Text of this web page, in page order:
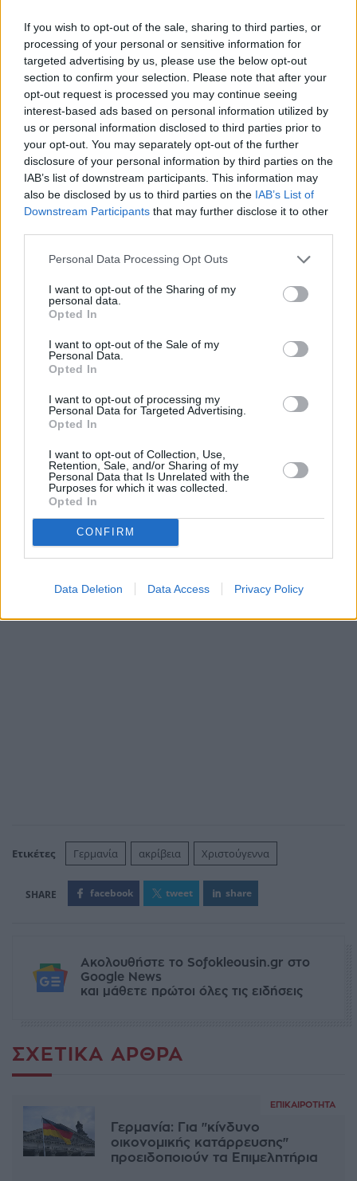
If you wish to opt-out of the sale, sharing to third parties, or
processing of your personal or sensitive information for
targeted advertising by us, please use the below opt-out
section to confirm your selection. Please note that after your
opt-out request is processed you may continue seeing
interest-based ads based on personal information utilized by
us or personal information disclosed to third parties prior to
your opt-out. You may separately opt-out of the further
disclosure of your personal information by third parties on the
IAB’s list of downstream participants. This information may
also be disclosed by us to third parties on the IAB’s List of
Downstream Participants that may further disclose it to other
Personal Data Processing Opt Outs
I want to opt-out of the Sharing of my
personal data.
Opted In
I want to opt-out of the Sale of my
Personal Data.
Opted In
I want to opt-out of processing my
Personal Data for Targeted Advertising.
Opted In
I want to opt-out of Collection, Use,
Retention, Sale, and/or Sharing of my
Personal Data that Is Unrelated with the
Purposes for which it was collected.
Opted In
CONFIRM
Data Deletion Data Access Privacy Policy
χρηστών των μέσων κοινωνικής δικτύωσης.
Ετικέτες Γερμανία ακρίβεια Χριστούγεννα
facebook tweet share
Ακολουθήστε το Sofokleousin.gr στο
Google News
και μάθετε πρώτοι όλες τις ειδήσεις
ΣΧΕΤΙΚΆ ΆΡΘΡΑ
ΕΠΙΚΑΙΡΌΤΗΤΑ
Γερμανία: Για "κίνδυνο
οικονομικής κατάρρευσης"
προειδοποιούν τα Επιμελητήρια